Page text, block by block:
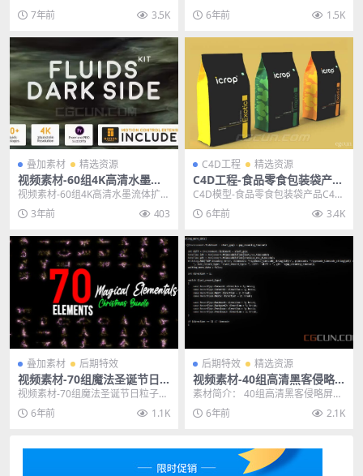
效线条视频特效动画素材 主题授权
提示：请在后台...
7年前 3.5K
素材
节日粒子图形4K动画素材 Magical
E... 6年前 1.5K
叠加素材 精选资源
视频素材-60组4K高清水墨流
体扩散溶解视频素材
视频素材-60组4K高清水墨流体扩散
溶解视频素材 标签：抽象，丰富多
彩，流体，飞...
3年前 403
C4D工程 精选资源
C4D工程-食品零食包装袋产品
C4D模型 含材质贴图
C4D模型-食品零食包装袋产品C4D
模型 含材质贴图 主题授权提示：请
在后台主题...
6年前 3.4K
叠加素材 后期特效
视频素材-70组魔法圣诞节日
粒子图形4K动画素材 Magical
Elementals
视频素材-70组魔法圣诞节日粒子图
形4K动画素材 Magical Element...
6年前 1.1K
后期特效 精选资源
视频素材-40组高清黑客侵略
屏幕电脑中毒合成4K素材库
素材简介： 40组高清黑客侵略屏幕
电脑中毒合成4K素材库，在里面你
可以找到源代码...
6年前 2.1K